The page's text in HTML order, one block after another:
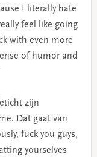
I literally hate
feel like going
with even more
of humor and
zijn
Dat gaat van
fuck you guys,
yourselves